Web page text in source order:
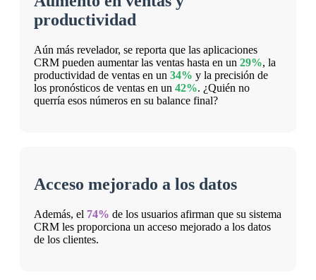
productividad
Aún más revelador, se reporta que las aplicaciones
CRM pueden aumentar las ventas hasta en un 29%, la
productividad de ventas en un 34% y la precisión de
los pronósticos de ventas en un 42%. ¿Quién no
querría esos números en su balance final?
Acceso mejorado a los datos
Además, el 74% de los usuarios afirman que su sistema
CRM les proporciona un acceso mejorado a los datos
de los clientes.